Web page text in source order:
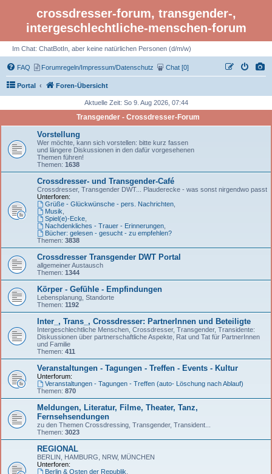
crossdresser-forum, transgender-,
intergeschlechtliche-menschen-forum
Im Chat: ChatBotIn, aber keine natürlichen Personen (d/m/w)
FAQ Forumregeln/Impressum/Datenschutz Chat [0]
Portal Foren-Übersicht
Aktuelle Zeit: So 9. Aug 2026, 07:44
Transgender - Crossdresser-Forum
Vorstellung
Wer möchte, kann sich vorstellen: bitte kurz fassen
und längere Diskussionen in den dafür vorgesehenen
Themen führen!
Themen: 1638
Crossdresser- und Transgender-Café
Crossdresser, Transgender DWT... Plauderecke - was sonst nirgendwo passt
Unterforen:
Grüße - Glückwünsche - pers. Nachrichten,
Musik
Spiel(e)-Ecke,
Nachdenkliches - Trauer - Erinnerungen,
Bücher: gelesen - gesucht - zu empfehlen?
Themen: 3838
Crossdresser Transgender DWT Portal
allgemeiner Austausch
Themen: 1344
Körper - Gefühle - Empfindungen
Lebensplanung, Standorte
Themen: 1192
Inter_, Trans_, Crossdresser: PartnerInnen und Beteiligte
Intergeschlechtliche Menschen, Crossdresser, Transgender, Transidente:
Diskussionen über partnerschaftliche Aspekte, Rat und Tat für PartnerInnen
und Familie
Themen: 411
Veranstaltungen - Tagungen - Treffen - Events - Kultur
Unterforum:
Veranstaltungen - Tagungen - Treffen (auto- Löschung nach Ablauf)
Themen: 870
Meldungen, Literatur, Filme, Theater, Tanz,
Fernsehsendungen
zu den Themen Crossdressing, Transgender, Transident...
Themen: 3023
REGIONAL
BERLIN, HAMBURG, NRW, MÜNCHEN
Unterforen:
Berlin & Osten der Republik